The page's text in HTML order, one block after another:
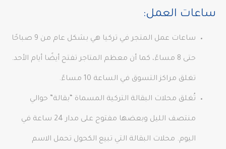
ساعات العمل:
ساعات عمل المتجر في تركيا هي بشكل عام من 9 صباحًا
حتى 8 مساءً، كما أن معظم المتاجر تفتح أيضًا أيام الأحد.
تغلق مراكز التسوق في الساعة 10 مساءً.
تُغلق محلات البقالة التركية المسماة “بقالة” حوالي
منتصف الليل وبعضها مفتوح على مدار 24 ساعة في
اليوم. محلات البقالة التي تبيع الكحول تحمل الاسم